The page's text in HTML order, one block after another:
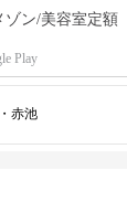
ゾン/美容室定額
Play
赤池